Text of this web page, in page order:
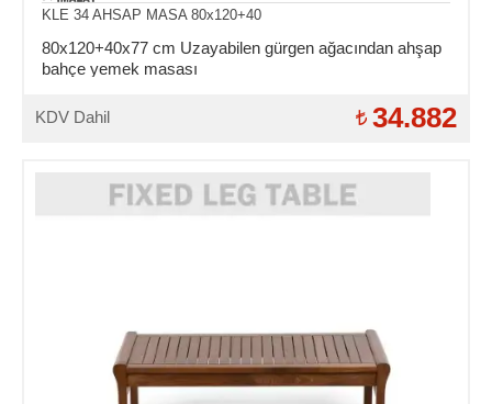
KLE 34 AHSAP MASA 80x120+40
80x120+40x77 cm Uzayabilen gürgen ağacından ahşap
bahçe yemek masası
KDV Dahil 34.882